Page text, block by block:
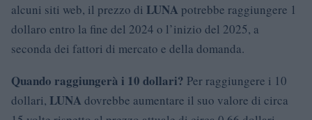
alcuni siti web, il prezzo di LUNA potrebbe raggiungere 1
dollaro entro la fine del 2024 o l’inizio del 2025, a
seconda dei fattori di mercato e della domanda.
Quando raggiungerà i 10 dollari? Per raggiungere i 10
dollari, LUNA dovrebbe aumentare il suo valore di circa